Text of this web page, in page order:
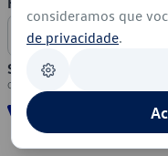
Segurança
consideramos que
de privacidade.